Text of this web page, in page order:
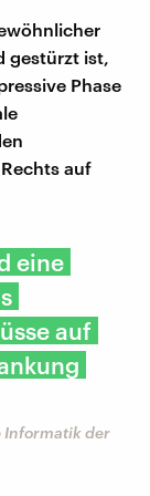
gestürzt ist,
Phase
auf
eine
auf
Informatik der